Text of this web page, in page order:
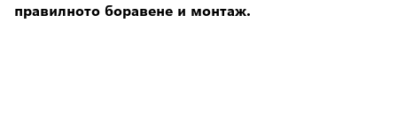
правилното боравене и монтаж.